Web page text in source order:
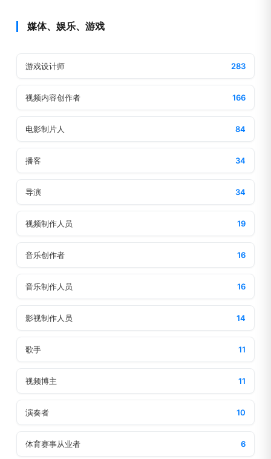
媒体、娱乐、游戏
游戏设计师 283
视频内容创作者 166
电影制片人 84
播客 34
导演 34
视频制作人员 19
音乐创作者 16
音乐制作人员 16
影视制作人员 14
歌手 11
视频博主 11
演奏者 10
体育赛事从业者 6